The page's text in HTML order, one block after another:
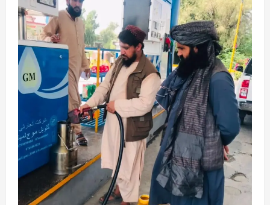
5
افغانستان
کورنیو چارو وزارت: حیرتان کې د بهرنیو
اسعارو د قاچاق هڅه شنډه شوه
sharqnewsglobal.com
August 6, 2026
0